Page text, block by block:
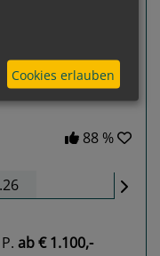
88 %
ab€ 1.100,-
Cookies erlauben